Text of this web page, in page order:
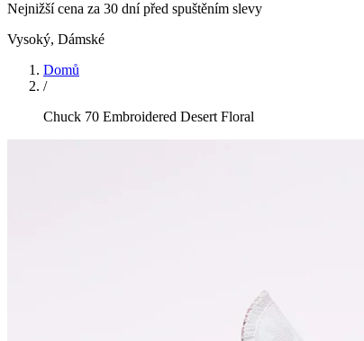
Nejnižší cena za 30 dní před spuštěním slevy
Vysoký, Dámské
Domů
/
Chuck 70 Embroidered Desert Floral